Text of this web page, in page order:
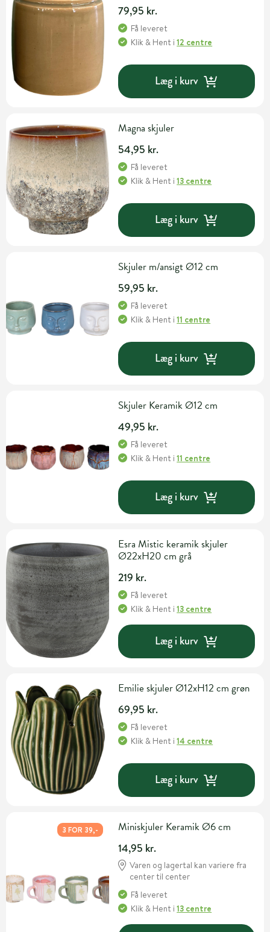
79,95 kr.
Få leveret
Klik & Hent i12 centre
Læg i kurv
Magna skjuler
54,95 kr.
Få leveret
Klik & Hent i13 centre
Læg i kurv
Skjuler m/ansigt Ø12 cm
59,95 kr.
Få leveret
Klik & Hent i11 centre
Læg i kurv
Skjuler Keramik Ø12 cm
49,95 kr.
Få leveret
Klik & Hent i11 centre
Læg i kurv
Esra Mistic keramik skjuler
Ø22xH20 cm grå
219 kr.
Få leveret
Klik & Hent i13 centre
Læg i kurv
Emilie skjuler Ø12xH12 cm grøn
69,95 kr.
Få leveret
Klik & Hent i14 centre
Læg i kurv
3 FOR 39,- Miniskjuler Keramik Ø6 cm
14,95 kr.
Varen og lagertal kan variere fra
center til center
Få leveret
Klik & Hent i13 centre